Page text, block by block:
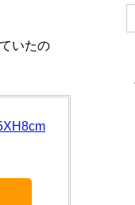
いたの